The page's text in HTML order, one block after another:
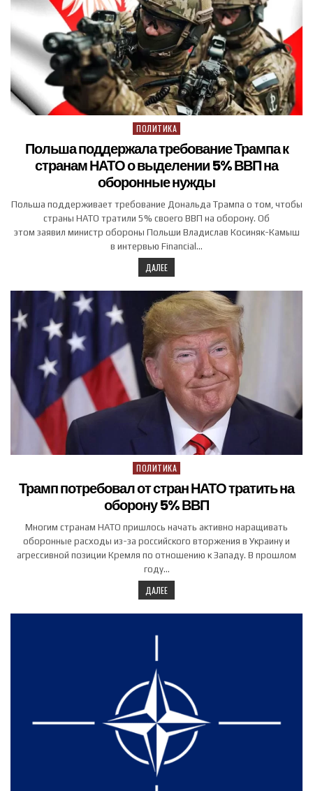
Posted in
ПОЛИТИКА
Польша поддержала требование Трампа к
странам НАТО о выделении 5% ВВП на
оборонные нужды
Польша поддерживает требование Дональда Трампа о том, чтобы
страны НАТО тратили 5% своего ВВП на оборону. Об
этом заявил министр обороны Польши Владислав Косиняк-Камыш
в интервью Financial…
ДАЛЕЕ
Posted in
ПОЛИТИКА
Трамп потребовал от стран НАТО тратить на
оборону 5% ВВП
Многим странам НАТО пришлось начать активно наращивать
оборонные расходы из-за российского вторжения в Украину и
агрессивной позиции Кремля по отношению к Западу. В прошлом
году…
ДАЛЕЕ